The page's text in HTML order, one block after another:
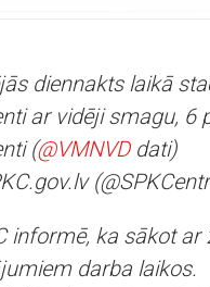
diennakts laikā
ar vidēji smagu, 6
(@VMNVDdati)
informē, ka sākot
darba laikos.